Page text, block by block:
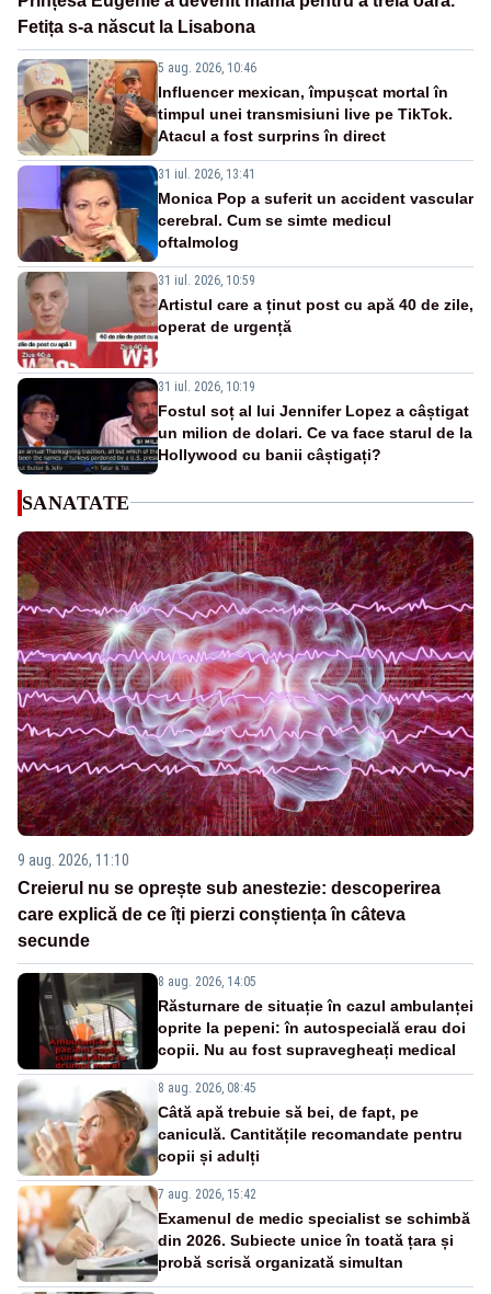
Fetița s-a născut la Lisabona
5 aug. 2026, 10:46
Influencer mexican, împușcat mortal în
timpul unei transmisiuni live pe TikTok.
Atacul a fost surprins în direct
31 iul. 2026, 13:41
Monica Pop a suferit un accident vascular
cerebral. Cum se simte medicul
oftalmolog
31 iul. 2026, 10:59
Artistul care a ținut post cu apă 40 de zile,
operat de urgență
31 iul. 2026, 10:19
Fostul soț al lui Jennifer Lopez a câștigat
un milion de dolari. Ce va face starul de la
Hollywood cu banii câștigați?
SANATATE
9 aug. 2026, 11:10
Creierul nu se oprește sub anestezie: descoperirea
care explică de ce îți pierzi conștiența în câteva
secunde
8 aug. 2026, 14:05
Răsturnare de situație în cazul ambulanței
oprite la pepeni: în autospecială erau doi
copii. Nu au fost supravegheați medical
8 aug. 2026, 08:45
Câtă apă trebuie să bei, de fapt, pe
caniculă. Cantitățile recomandate pentru
copii și adulți
7 aug. 2026, 15:42
Examenul de medic specialist se schimbă
din 2026. Subiecte unice în toată țara și
probă scrisă organizată simultan